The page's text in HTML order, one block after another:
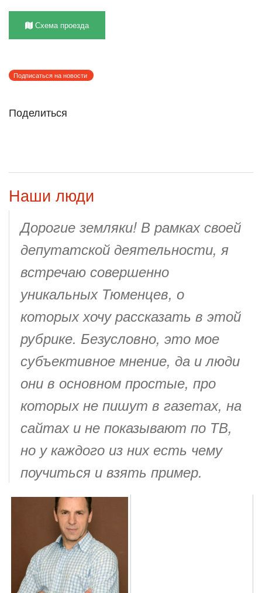
Схема проезда
Подписаться на новости
Поделиться
Наши люди
Дорогие земляки! В рамках своей
депутатской деятельности, я
встречаю совершенно
уникальных Тюменцев, о
которых хочу рассказать в этой
рубрике. Безусловно, это мое
субъективное мнение, да и люди
они в основном простые, про
которых не пишут в газетах, на
сайтах и не показывают по ТВ,
но у каждого из них есть чему
поучиться и взять пример.